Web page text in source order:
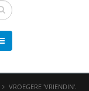
VROEGERE 'VRIENDIN'.